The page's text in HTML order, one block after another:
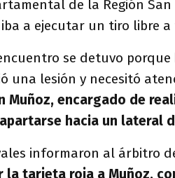
de la Región
a ejecutar un tiro libre
se detuvo porque
una lesión y necesitó
Muñoz, encargado de
hacia un lateral
informaron al árbitro
la tarjeta roja a Muñoz,